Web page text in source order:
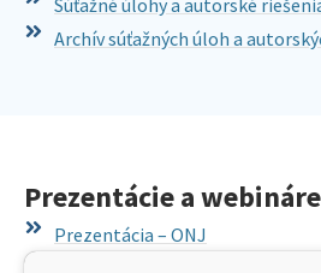
Súťažné úlohy a autorské
Archív súťažných úloh a
Prezentácie a webináre
Prezentácia – ONJ